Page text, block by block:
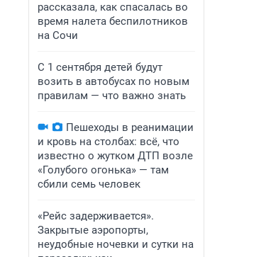
рассказала, как спасалась во
время налета беспилотников
на Сочи
С 1 сентября детей будут
возить в автобусах по новым
правилам — что важно знать
Пешеходы в реанимации
и кровь на столбах: всё, что
известно о жутком ДТП возле
«Голубого огонька» — там
сбили семь человек
«Рейс задерживается».
Закрытые аэропорты,
неудобные ночевки и сутки на